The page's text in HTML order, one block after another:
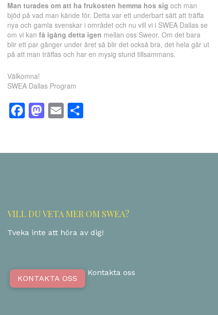
Man turades om att ha frukosten hemma hos sig och man
bjöd på vad man kände för. Detta var ett underbart sätt att träffa
nya och gamla svenskar i området och nu vill vi i SWEA Dallas se
om vi kan få igång detta igen mellan oss Sweor. Om det bara
blir ett par gånger under året så blir det också bra, det hela går ut
på att man träffas och har en mysig stund tillsammans.
Välkomna!
SWEA Dallas Program
Facebook
Mastodon
Email
VILL DU VETA MER OM SWEA?
Tveka inte att höra av dig!
KONTAKTA OSS
Kontakta oss